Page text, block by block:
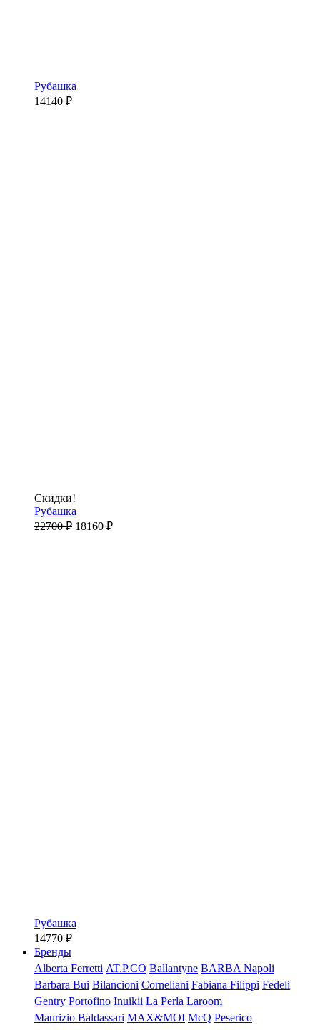
Рубашка
14140 ₽
Скидки!
Рубашка
22700₽ 18160 ₽
Рубашка
14770 ₽
Бренды
Alberta Ferretti AT.P.CO Ballantyne BARBA Napoli
Barbara Bui Bilancioni Corneliani Fabiana Filippi Fedeli
Gentry Portofino Inuikii La Perla Laroom
Maurizio Baldassari MAX&MOI McQ Peserico